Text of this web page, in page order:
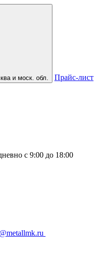
и моск. обл. Прайс-лист
с 9:00 до 18:00